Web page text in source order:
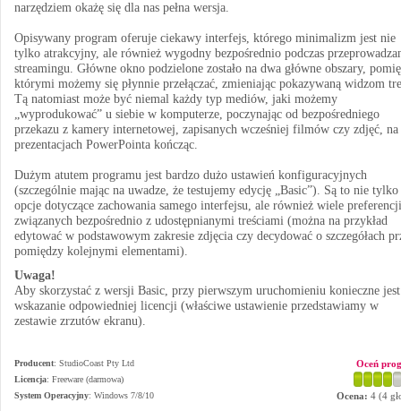
narzędziem okażę się dla nas pełna wersja.
Opisywany program oferuje ciekawy interfejs, którego minimalizm jest nie
tylko atrakcyjny, ale również wygodny bezpośrednio podczas
streamingu. Główne okno podzielone zostało na dwa główne obszary,
którymi możemy się płynnie przełączać, zmieniając pokazywaną widzom
Tą natomiast może być niemal każdy typ mediów, jaki możemy
„wyprodukować” u siebie w komputerze, poczynając od bezpośredniego
przekazu z kamery internetowej, zapisanych wcześniej filmów czy zdjęć, na
prezentacjach PowerPointa kończąc.
Dużym atutem programu jest bardzo dużo ustawień konfiguracyjnych
(szczególnie mając na uwadze, że testujemy edycję „Basic”). Są to nie tylko
opcje dotyczące zachowania samego interfejsu, ale również wiele preferencji
związanych bezpośrednio z udostępnianymi treściami (można na przykład
edytować w podstawowym zakresie zdjęcia czy decydować o szczegółach
pomiędzy kolejnymi elementami).
Uwaga!
Aby skorzystać z wersji Basic, przy pierwszym uruchomieniu konieczne jest
wskazanie odpowiedniej licencji (właściwe ustawienie przedstawiamy w
zestawie zrzutów ekranu).
Producent: StudioCoast Pty Ltd
Licencja: Freeware (darmowa)
System Operacyjny: Windows 7/8/10
Oceń
Ocena: 4 (4